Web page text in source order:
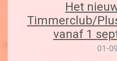
Het
Timmerclub/
vanaf 1
01-